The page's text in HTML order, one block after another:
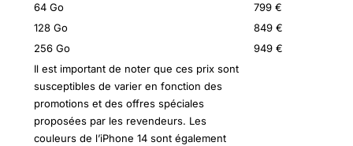
64 Go
799 €
128 Go
849 €
256 Go
949 €
Il est important de noter que ces prix sont
susceptibles de varier en fonction des
promotions et des offres spéciales
proposées par les revendeurs. Les
couleurs de l’iPhone 14 sont également